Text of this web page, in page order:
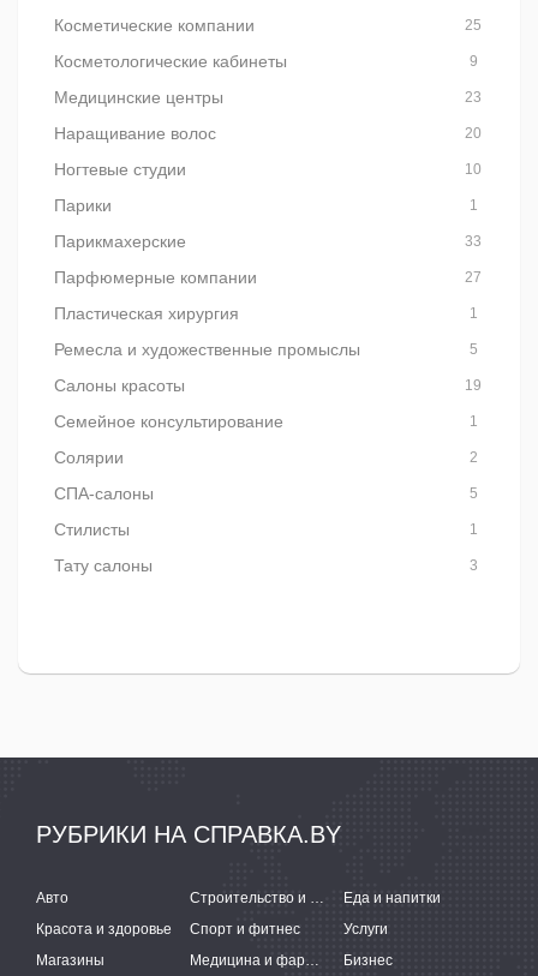
Косметические компании 25
Косметологические кабинеты 9
Медицинские центры 23
Наращивание волос 20
Ногтевые студии 10
Парики 1
Парикмахерские 33
Парфюмерные компании 27
Пластическая хирургия 1
Ремесла и художественные промыслы 5
Салоны красоты 19
Семейное консультирование 1
Солярии 2
СПА-салоны 5
Стилисты 1
Тату салоны 3
РУБРИКИ НА СПРАВКА.BY
Авто Строительство и ремонт
Еда и напитки
Красота и здоровье
Спорт и фитнес
Услуги
Магазины
Медицина и фармацевтика Бизнес